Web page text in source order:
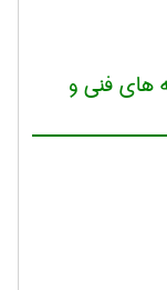
های فنی و